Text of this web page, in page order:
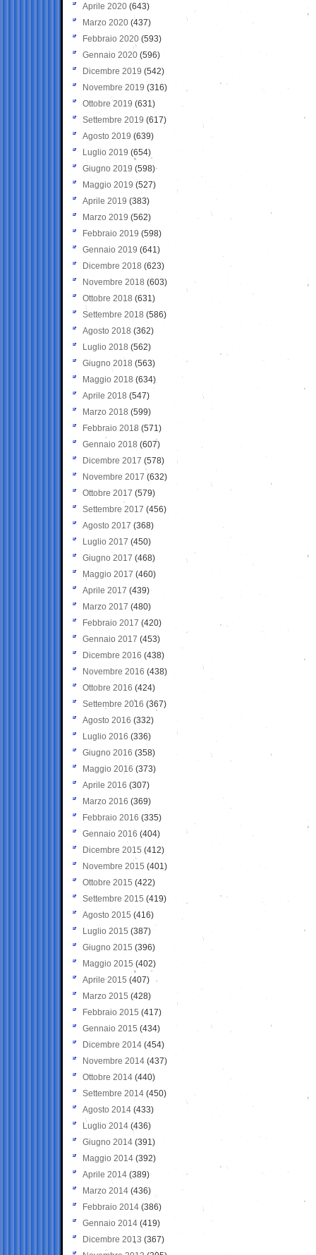
Aprile 2020 (643)
Marzo 2020 (437)
Febbraio 2020 (593)
Gennaio 2020 (596)
Dicembre 2019 (542)
Novembre 2019 (316)
Ottobre 2019 (631)
Settembre 2019 (617)
Agosto 2019 (639)
Luglio 2019 (654)
Giugno 2019 (598)
Maggio 2019 (527)
Aprile 2019 (383)
Marzo 2019 (562)
Febbraio 2019 (598)
Gennaio 2019 (641)
Dicembre 2018 (623)
Novembre 2018 (603)
Ottobre 2018 (631)
Settembre 2018 (586)
Agosto 2018 (362)
Luglio 2018 (562)
Giugno 2018 (563)
Maggio 2018 (634)
Aprile 2018 (547)
Marzo 2018 (599)
Febbraio 2018 (571)
Gennaio 2018 (607)
Dicembre 2017 (578)
Novembre 2017 (632)
Ottobre 2017 (579)
Settembre 2017 (456)
Agosto 2017 (368)
Luglio 2017 (450)
Giugno 2017 (468)
Maggio 2017 (460)
Aprile 2017 (439)
Marzo 2017 (480)
Febbraio 2017 (420)
Gennaio 2017 (453)
Dicembre 2016 (438)
Novembre 2016 (438)
Ottobre 2016 (424)
Settembre 2016 (367)
Agosto 2016 (332)
Luglio 2016 (336)
Giugno 2016 (358)
Maggio 2016 (373)
Aprile 2016 (307)
Marzo 2016 (369)
Febbraio 2016 (335)
Gennaio 2016 (404)
Dicembre 2015 (412)
Novembre 2015 (401)
Ottobre 2015 (422)
Settembre 2015 (419)
Agosto 2015 (416)
Luglio 2015 (387)
Giugno 2015 (396)
Maggio 2015 (402)
Aprile 2015 (407)
Marzo 2015 (428)
Febbraio 2015 (417)
Gennaio 2015 (434)
Dicembre 2014 (454)
Novembre 2014 (437)
Ottobre 2014 (440)
Settembre 2014 (450)
Agosto 2014 (433)
Luglio 2014 (436)
Giugno 2014 (391)
Maggio 2014 (392)
Aprile 2014 (389)
Marzo 2014 (436)
Febbraio 2014 (386)
Gennaio 2014 (419)
Dicembre 2013 (367)